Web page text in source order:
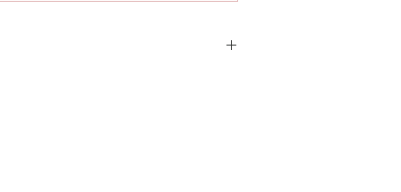
únicamente 30 días de garantía por defectos